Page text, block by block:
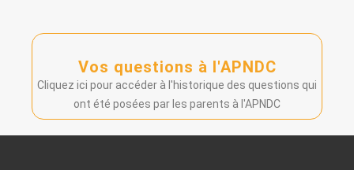
Vos questions à l'APNDC
Cliquez ici pour accéder à l'historique des questions qui
ont été posées par les parents à l'APNDC